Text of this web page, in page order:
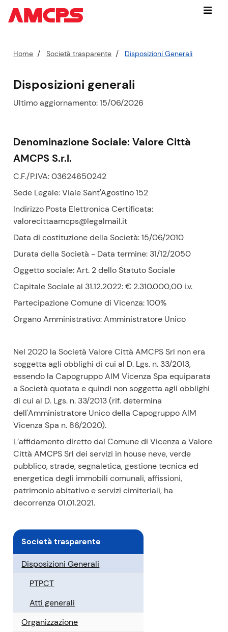
Vai
subito
contenuto
sito
navigazione
contestuale
pagina
Menu
P
c
o
o
t
t
l
e
Home Società trasparente Disposizioni Generali
Disposizioni generali
Ultimo aggiornamento: 15/06/2026
Denominazione Sociale:Valore Città
AMCPS S.r.l.
C.F./P.IVA: 03624650242
Sede Legale: Viale Sant'Agostino 152
Indirizzo Posta Elettronica Certificata:
valorecittaamcps@legalmail.it
Data di costituzione della Società: 15/06/2010
Durata della Società - Data termine: 31/12/2050
Oggetto sociale: Art. 2 dello Statuto Sociale
Capitale Sociale al 31.12.2022: € 2.310.000,00 i.v.
Partecipazione Comune di Vicenza: 100%
Organo Amministrativo: Amministratore Unico
Nel 2020 la Società Valore Città AMCPS Srl non era
soggetta agli obblighi di cui al D. Lgs. n. 33/2013,
essendo la Capogruppo AIM Vicenza Spa equiparata
a Società quotata e quindi non soggetta agli obblighi
di cui al D. Lgs. n. 33/2013 (rif. determina
dell'Amministratore Unico della Capogruppo AIM
Vicenza Spa n. 86/2020).
L’affidamento diretto dal Comune di Vicenza a Valore
Città AMCPS Srl dei servizi in house neve, verde
pubblico, strade, segnaletica, gestione tecnica ed
energetica degli immobili comunali, affissioni,
patrimonio abitativo e servizi cimiteriali, ha
decorrenza 01.01.2021.
Società trasparente
Disposizioni Generali
PTPCT
Atti generali
Organizzazione